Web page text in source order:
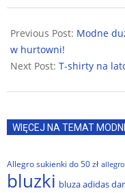
03-
05
Previous Post: Modne
w hurtowni!
Next Post: T-shirty na
WIĘCEJ NA TEMAT
Allegro sukienki do 50 zł
bluzki bluza adidas